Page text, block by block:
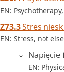
EN:
Z73.3Stres
EN: Stress, not
Napięcie
EN: